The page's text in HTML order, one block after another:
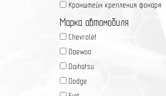
Кронштейн крепления фонаря
Марка автомобиля
Chevrolet
Daewoo
Daihatsu
Dodge